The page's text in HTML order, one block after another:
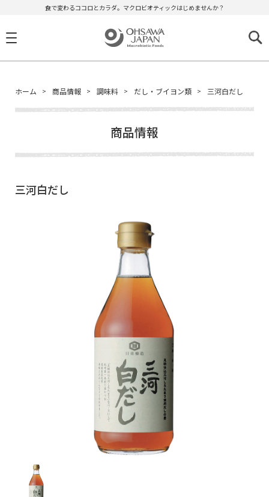
食で変わるココロとカラダ。マクロビオティックはじめませんか？
ホーム 商品情報 調味料 だし・ブイヨン類 三河白だし
商品情報
三河白だし